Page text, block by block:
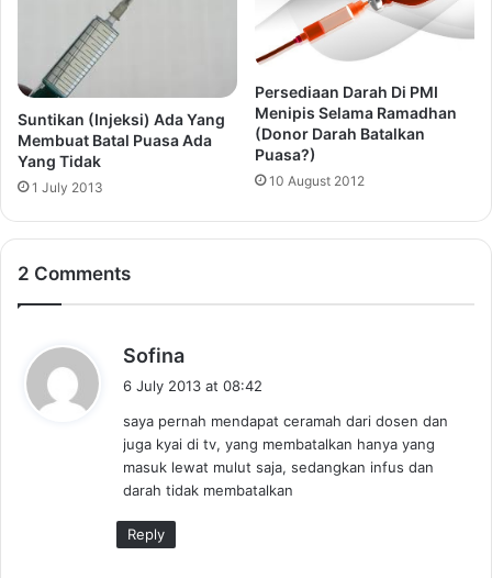
Suntikan (Injeksi) Ada Yang
Membuat Batal Puasa Ada
Yang Tidak
1 July 2013
Persediaan Darah Di PMI
Menipis Selama Ramadhan
(Donor Darah Batalkan
Puasa?)
10 August 2012
2 Comments
Sofina
s
:
6 July 2013 at 08:42
saya pernah mendapat ceramah dari dosen dan
juga kyai di tv, yang membatalkan hanya yang
masuk lewat mulut saja, sedangkan infus dan
darah tidak membatalkan
Reply